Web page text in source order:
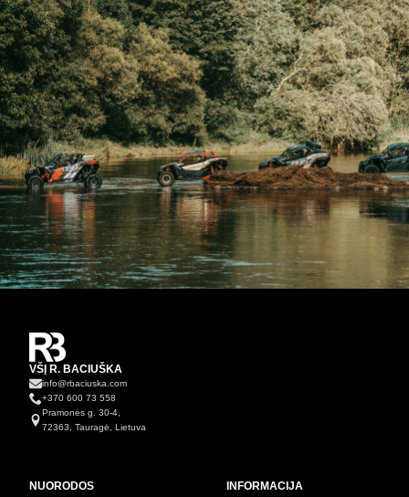
VŠĮ R. BACIUŠKA
info@rbaciuska.com
+370 600 73 558
Pramonės g. 30-4,
72363, Tauragė, Lietuva
NUORODOS INFORMACIJA